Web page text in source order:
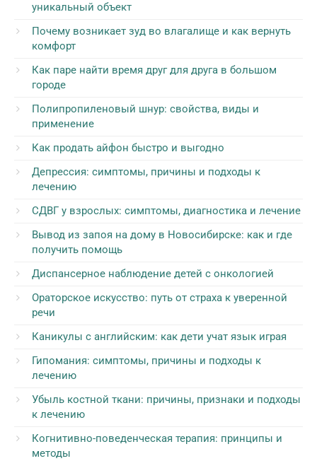
уникальный объект
Почему возникает зуд во влагалище и как вернуть
комфорт
Как паре найти время друг для друга в большом
городе
Полипропиленовый шнур: свойства, виды и
применение
Как продать айфон быстро и выгодно
Депрессия: симптомы, причины и подходы к
лечению
СДВГ у взрослых: симптомы, диагностика и лечение
Вывод из запоя на дому в Новосибирске: как и где
получить помощь
Диспансерное наблюдение детей с онкологией
Ораторское искусство: путь от страха к уверенной
речи
Каникулы с английским: как дети учат язык играя
Гипомания: симптомы, причины и подходы к
лечению
Убыль костной ткани: причины, признаки и подходы
к лечению
Когнитивно-поведенческая терапия: принципы и
методы